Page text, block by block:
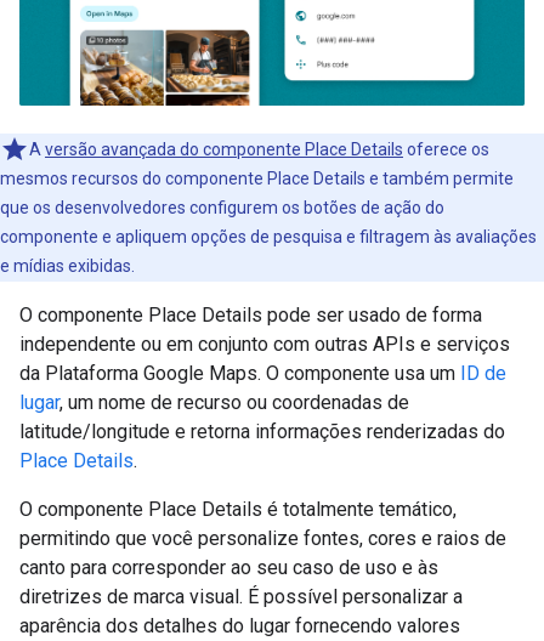
A versão avançada do componente Place Details oferece os
mesmos recursos do componente Place Details e também permite
que os desenvolvedores configurem os botões de ação do
componente e apliquem opções de pesquisa e filtragem às avaliações
e mídias exibidas.
O componente Place Details pode ser usado de forma
independente ou em conjunto com outras APIs e serviços
da Plataforma Google Maps. O componente usa um ID de
lugar, um nome de recurso ou coordenadas de
latitude/longitude e retorna informações renderizadas do
Place Details.
O componente Place Details é totalmente temático,
permitindo que você personalize fontes, cores e raios de
canto para corresponder ao seu caso de uso e às
diretrizes de marca visual. É possível personalizar a
aparência dos detalhes do lugar fornecendo valores